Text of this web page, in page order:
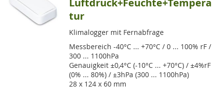
Luftdruck+Feuchte+Tempera
tur
Klimalogger mit Fernabfrage
Messbereich -40°C ... +70°C / 0 ... 100% rF /
300 ... 1100hPa
Genauigkeit ±0,4°C (-10°C ... +70°C) / ±4%rF
(0% ... 80%) / ±3hPa (300 ... 1100hPa)
28 x 124 x 60 mm